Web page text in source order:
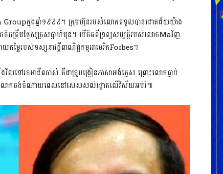
Group​ក្នុង​ឆ្នាំ​១៩៩៩​។ ក្រុមហ៊ុន​របស់លោក​ទ​ទួលបាន​ជោគជ័យ​យ៉ាង
ក​គិត​ត្រឹម​ថ្ងៃ​សុក្រ​សប្ដាហ៍​មុន​។ បើ​គិតពី​ទ្រព្យសម្បត្ដិ​របស់លោក​Ma​វិញ
តម្លៃ​របស់​ទស្សនាវដ្ដី​ពាណិជ្ជកម្ម​អាមេរិក​Forbes​។​
ទៅរក​អាជីព​ចាស់ គឺជា​គ្រូបង្រៀន​ភាសា​អង់គ្លេស ព្រោះ​លោក​ធ្លាប់​
ថា លោក​ចង់​ចំណាយពេល​នៅ​សេសសល់​ផ្ដោតលើ​វិស័យ​អប់រំ​៕